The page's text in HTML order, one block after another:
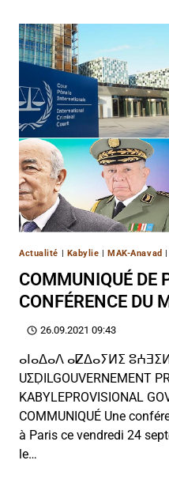
Actualité | Kabylie |MAK-Anavad
COMMUNIQUÉ DE
CONFÉRENCE DU
26.09.2021 09:43
ⴰⵏⴰⵠⴰⴷ ⴰⵇⵠⴰⵢⵍⵉ
UΣḌILGOUVERNEMENT
KABYLEPROVISIONAL
COMMUNIQUÉ Une
à Paris ce vendredi 24
le…